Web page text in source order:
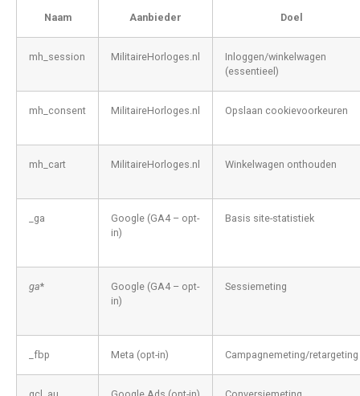
Naam Aanbieder Doel
mh_session MilitaireHorloges.nl
Inloggen/winkelwagen
(essentieel)
mh_consent MilitaireHorloges.nl Opslaan cookievoorkeuren
mh_cart MilitaireHorloges.nl Winkelwagen onthouden
_ga
Google (GA4 – opt-
in)
Basis site-statistiek
ga*
Google (GA4 – opt-
in)
Sessiemeting
_fbp Meta (opt-in) Campagnemeting/retargeting